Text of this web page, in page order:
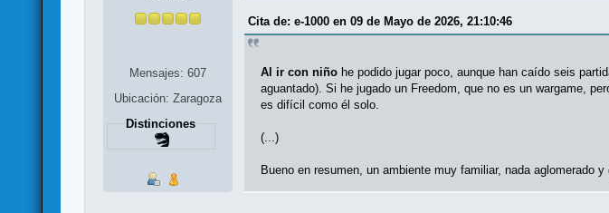
Mensajes: 607
Ubicación: Zaragoza
Distinciones
Cita de: e-1000 en 09 de Mayo de 2026, 21:10:46
Al ir con niño he podido jugar poco, aunque han caído seis
aguantado). Si he jugado un Freedom, que no es un wargame,
es difícil como él solo.
(...)
Bueno en resumen, un ambiente muy familiar, nada aglomerado